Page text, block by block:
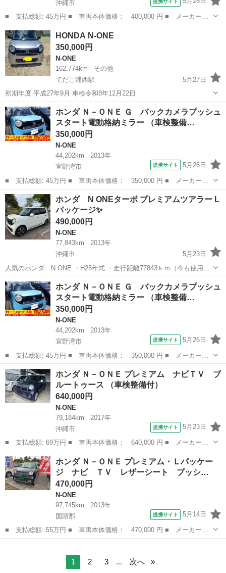
沖縄市 提携サイト
■ 支払総額: 45万円 ■ 車両本体価格： 400,000 円 ■ メーカー
名： ホンダ ■ 車種名： Ｎ－ＯＮＥ ■ グレード名： Ｇ・Ｌパ
ッケージ スマートキー プッシュスタート 格納ミラー 横滑り防
止装置 ■ 排気...
沖縄 沖縄市
HONDA N-ONE
350,000円
N-ONE
162,774km
その他
てだこ浦西駅
5月27日
初期年度 平成27年9月 車検令和8年12月22日
沖縄 うるま市 てだこ浦西駅 N-ONE
ホンダ Ｎ－ＯＮＥ Ｇ バックカメラプッシュ
スタート電動格納ミラー （車検整備…
350,000円
N-ONE
44,202km
2013年
宜野湾市
提携サイト 5月26日
■ 支払総額: 45万円 ■ 車両本体価格： 350,000 円 ■ メーカー
名： ホンダ ■ 車種名： Ｎ－ＯＮＥ ■ グレード名： Ｇ バッ
クカメラプッシュスタート電動格納ミラー ■ 排気量： 660cc ■ ド
ア枚数...
沖縄 宜野湾市 N-ONE
ホンダ N ONEターボ プレミアムツアラー L
パッケージ✨
490,000円
N-ONE
77,843km
2013年
沖縄市
5月23日
人気のホンダ N ONE ・H25年式 ・走行距離77843ｋｍ（今も使用し
ていますので多少は増えると思います） ・エンジン、エアコン 問題
なし 装備としまして⬇︎ プッシュスタート、スマートキー2つ🔑...
沖縄 沖縄市 N-ONE
ホンダ Ｎ－ＯＮＥ Ｇ バックカメラプッシュ
スタート電動格納ミラー （車検整備…
350,000円
N-ONE
44,202km
2013年
宜野湾市
提携サイト 5月26日
■ 支払総額: 45万円 ■ 車両本体価格： 350,000 円 ■ メーカー
名： ホンダ ■ 車種名： Ｎ－ＯＮＥ ■ グレード名： Ｇ バッ
クカメラプッシュスタート電動格納ミラー ■ 排気量： 660cc ■ ド
ア枚数...
沖縄 宜野湾市 N-ONE
ホンダ Ｎ－ＯＮＥ プレミアム ナビＴＶ ブ
ルートゥース （車検整備付）
640,000円
N-ONE
79,184km
2017年
沖縄市
提携サイト 5月23日
■ 支払総額: 69万円 ■ 車両本体価格： 640,000 円 ■ メーカー
名： ホンダ ■ 車種名： Ｎ－ＯＮＥ ■ グレード名： プレミア
ム ナビＴＶ ブルートゥース ■ 排気量： 660cc ■ ドア枚数：
5D ...
沖縄 沖縄市 N-ONE
ホンダ Ｎ－ＯＮＥ プレミアム・Ｌパッケー
ジ ナビ ＴＶ レザーシート プッシ…
470,000円
N-ONE
97,745km
2013年
国頭郡
提携サイト 5月14日
■ 支払総額: 55万円 ■ 車両本体価格： 470,000 円 ■ メーカー
名： ホンダ ■ 車種名： Ｎ－ＯＮＥ ■ グレード名： プレミア
1 2 3 ... 次へ